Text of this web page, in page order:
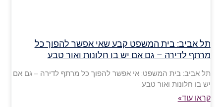
תל אביב: בית המשפט קבע שאי אפשר להפוך כל
מרתף לדירה – גם אם יש בו חלונות ואור טבע
תל אביב: בית המשפט: אי אפשר להפוך כל מרתף לדירה – גם אם
יש בו חלונות ואור טבע
קראו עוד»